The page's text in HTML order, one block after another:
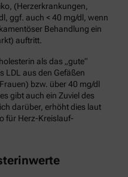
(Herzerkrankungen,
ggf. auch < 40 mg/dl, wenn
Behandlung ein
auftritt.
als das „gute“
LDL aus den Gefäßen
bzw. über 40 mg/dl
gibt auch ein Zuviel des
darüber, erhöht dies laut
für Herz-Kreislauf-